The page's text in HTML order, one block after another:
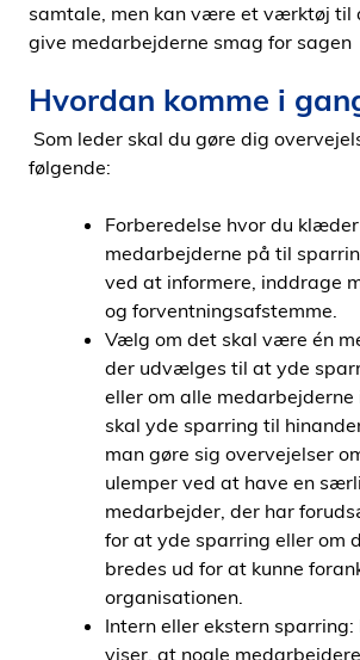
samtale, men kan være et værktøj til
give medarbejderne smag for sagen
Hvordan komme i
Som leder skal du gøre dig
følgende:
Forberedelse hvor du klæder
medarbejderne på til
ved at informere, inddrage
og forventningsafstemme.
Vælg om det skal være én
der udvælges til at yde
eller om alle medarbejderne
skal yde sparring til
man gøre sig overvejelser
ulemper ved at have en
medarbejder, der har
for at yde sparring eller om
bredes ud for at kunne
organisationen.
Intern eller ekstern sparring:
viser, at nogle